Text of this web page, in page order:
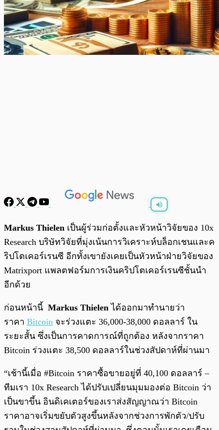
พร้อมเล่น 0:00/
Markus Thielen เป็นผู้ร่วมก่อตั้งและหัวหน้าวิจัยของ 10x
Research บริษัทวิจัยที่มุ่งเน้นการวิเคราะห์บล็อกเชนและค
ริปโตเคอร์เรนซี อีกทั้งเขายังเคยเป็นหัวหน้าฝ่ายวิจัยของ
Matrixport แพลตฟอร์มการเงินคริปโตเคอร์เรนซีชั้นนำ
อีกด้วย
ก่อนหน้านี้ Markus Thielen ได้ออกมาทำนายว่า
ราคา Bitcoin จะร่วงแตะ 36,000-38,000 ดอลลาร์ ใน
ระยะสั้น ซึ่งเป็นการคาดการณ์ที่ถูกต้อง หลังจากราคา
Bitcoin ร่วงแตะ 38,500 ดอลลาร์ในช่วงสัปดาห์ที่ผ่านมา
“เช้านี้เมื่อ #Bitcoin ราคาซื้อขายอยู่ที่ 40,100 ดอลลาร์ –
ทีมเรา 10x Research ได้ปรับเปลี่ยนมุมมองต่อ Bitcoin ว่า
เป็นขาขึ้น อินดิเคเตอร์ของเราส่งสัญญาณว่า Bitcoin
ราคาอาจเริ่มขยับตัวสูงขึ้นหลังจากช่วงการพักตัว/ปรับ